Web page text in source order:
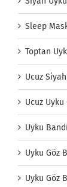
Sleep
Toptan
Ucuz
Ucuz Uyku
Uyku Bandı
Uyku Göz
Uyku Göz